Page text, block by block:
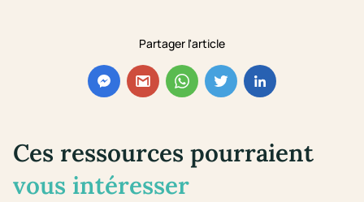
Partager l'article
Ces ressources pourraient
vous intéresser